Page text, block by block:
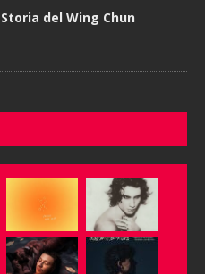
del Wing Chun